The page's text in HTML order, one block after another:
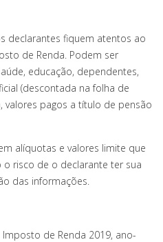
declarantes fiquem atentos ao
de Renda. Podem ser
educação, dependentes,
(descontada na folha de
valores pagos a título de pensão
alíquotas e valores limite que
risco de o declarante ter sua
das informações.
de Renda 2019, ano-